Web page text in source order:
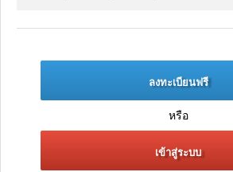
ลงทะเบียนฟรี
หรือ
เข้าสู่ระบบ